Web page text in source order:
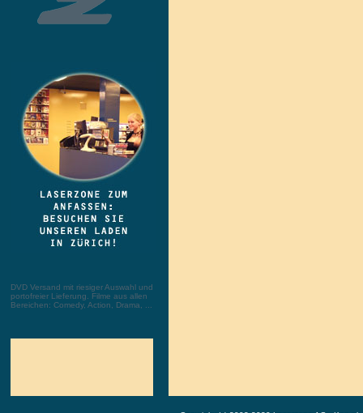
DVD Versand mit riesiger Auswahl und
portofreier Lieferung. Filme aus allen
Bereichen: Comedy, Action, Drama, ...